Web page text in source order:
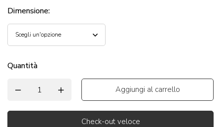
Dimensione:
Quantità
Aggiungi al carrello
Check-out veloce